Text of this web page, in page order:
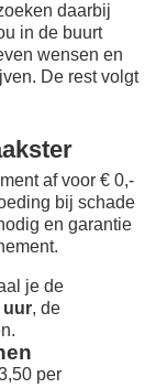
daarbij
in de buurt
wensen en
De rest volgt
af voor € 0,-
bij schade
en garantie
je de
uur, de
per